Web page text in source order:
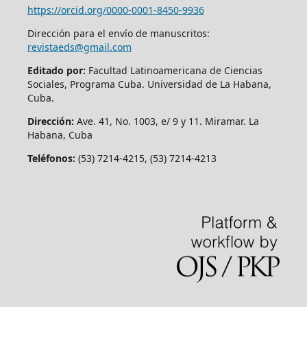
https://orcid.org/0000-0001-8450-9936
Dirección para el envío de manuscritos:
revistaeds@gmail.com
Editado por: Facultad Latinoamericana de Ciencias
Sociales, Programa Cuba. Universidad de La Habana,
Cuba.
Dirección: Ave. 41, No. 1003, e/ 9 y 11. Miramar. La
Habana, Cuba
Teléfonos: (53) 7214-4215, (53) 7214-4213